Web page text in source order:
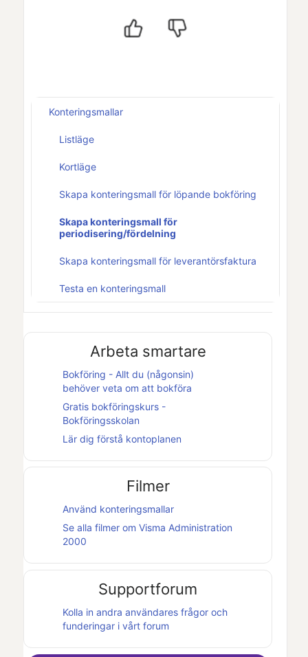
Konteringsmallar
Listläge
Kortläge
Skapa konteringsmall för löpande bokföring
Skapa konteringsmall för
periodisering/fördelning
Skapa konteringsmall för leverantörsfaktura
Testa en konteringsmall
Arbeta smartare
Bokföring - Allt du (någonsin)
behöver veta om att bokföra
Gratis bokföringskurs -
Bokföringsskolan
Lär dig förstå kontoplanen
Filmer
Använd konteringsmallar
Se alla filmer om Visma Administration
2000
Supportforum
Kolla in andra användares frågor och
funderingar i vårt forum